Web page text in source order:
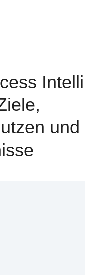
Intelli
und